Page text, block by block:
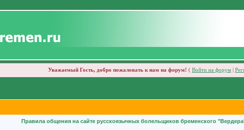
Уважаемый Гость, добро пожаловать к нам на форум! ( Войти на форум
Правила общения на сайте русскоязычных болельщиков бременского